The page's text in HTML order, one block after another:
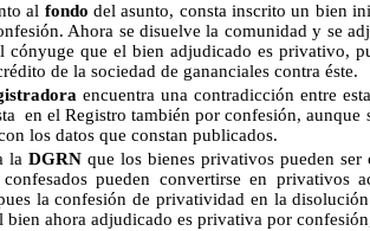
al fondo del asunto, consta inscrito un bien
Ahora se disuelve la comunidad y se
cónyuge que el bien adjudicado es privativo,
de la sociedad de gananciales contra éste.
encuentra una contradicción entre
en el Registro también por confesión, aunque
los datos que constan publicados.
laDGRN que los bienes privativos pueden
pueden convertirse en privativos
la confesión de privatividad en la
bien ahora adjudicado es privativa por